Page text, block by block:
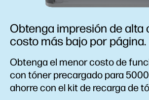
Obtenga impresión de alta
costo más bajo por página.
Obtenga el menor costo de
con tóner precargado para
ahorre con el kit de recarga de